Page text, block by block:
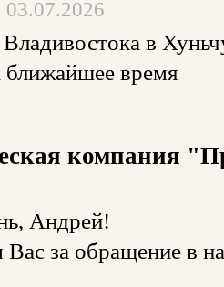
03.07.2026
в
время
компания
Андрей!
Вас за обращение в